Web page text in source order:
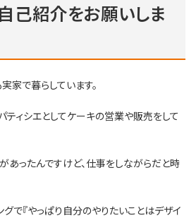
己紹介をお願いしま
家で暮らしています。
ティシエとしてケーキの営業や販売をして
あったんですけど、仕事をしながらだと時
グで『やっぱり自分のやりたいことはデザイ